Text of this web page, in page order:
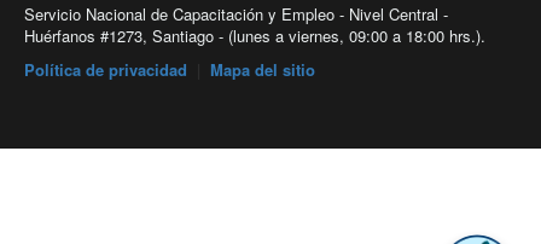
Servicio Nacional de Capacitación y Empleo - Nivel Central -
Huérfanos #1273, Santiago - (lunes a viernes, 09:00 a 18:00 hrs.).
Política de privacidad
Mapa del sitio